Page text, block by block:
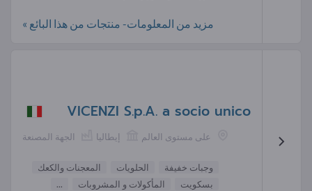
مزيد من المعلومات- منتجات من هذا البائع »
VICENZI S.p.A. a socio unico
الجهة المصنعة إيطاليا على مستوى العالم
وجبات خفيفة الحلويات
المعجنات والكعك
بسكويت
المأكولات و المشروبات ...